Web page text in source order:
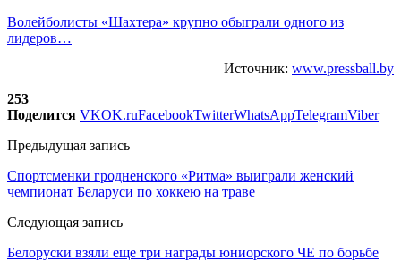
Волейболисты «Шахтера» крупно обыграли одного из
лидеров…
Источник: www.pressball.by
253
Поделится VKOK.ruFacebookTwitterWhatsAppTelegramViber
Предыдущая запись
Спортсменки гродненского «Ритма» выиграли женский
чемпионат Беларуси по хоккею на траве
Следующая запись
Белоруски взяли еще три награды юниорского ЧЕ по борьбе